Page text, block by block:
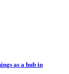
as a hub in